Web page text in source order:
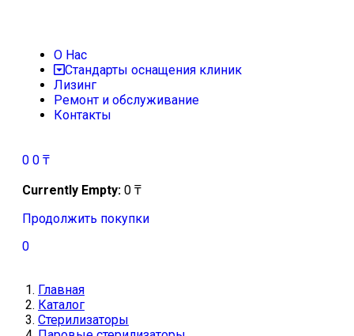
О Нас
Стандарты оснащения клиник
Лизинг
Ремонт и обслуживание
Контакты
0 0 ₸
Currently Empty: 0 ₸
Продолжить покупки
0
Главная
Каталог
Стерилизаторы